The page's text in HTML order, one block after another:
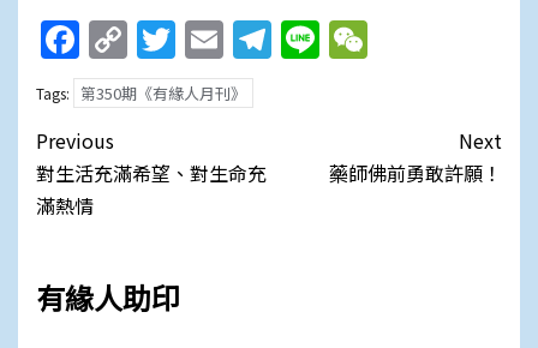
Facebook
Copy
Link
Twitter
EmailTelegram
Line
Tags: 第350期《有緣人月刊》
Post
navigation
Previous
對生活充滿希望、對生命充
滿熱情
Next
藥師佛前勇敢許願！
有緣人助印